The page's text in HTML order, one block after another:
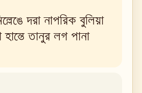
দরা নাপরিক বুলিয়া
তানুর লগ পানা